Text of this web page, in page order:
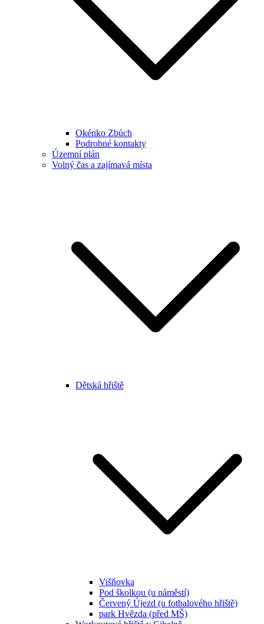
Okénko Zbůch
Podrobné kontakty
Územní plán
Volný čas a zajímavá místa
Dětská hřiště
Višňovka
Pod školkou (u náměstí)
Červený Újezd (u fotbalového hřiště)
park Hvězda (před MŠ)